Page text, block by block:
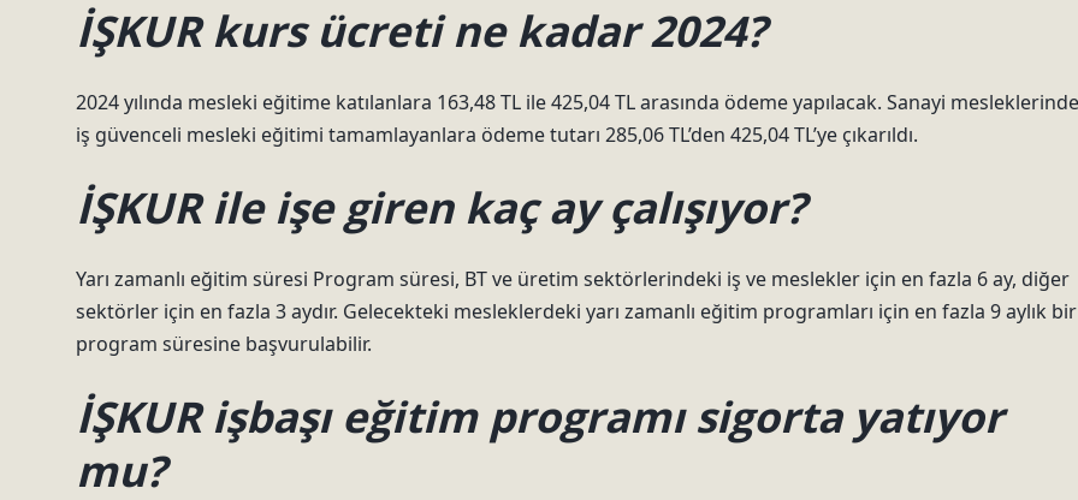
İŞKUR kurs ücreti ne kadar 2024?
2024 yılında mesleki eğitime katılanlara 163,48 TL ile 425,04 TL arasında ödeme yapılacak. Sanayi mesleklerinde
iş güvenceli mesleki eğitimi tamamlayanlara ödeme tutarı 285,06 TL’den 425,04 TL’ye çıkarıldı.
İŞKUR ile işe giren kaç ay çalışıyor?
Yarı zamanlı eğitim süresi Program süresi, BT ve üretim sektörlerindeki iş ve meslekler için en fazla 6 ay, diğer
sektörler için en fazla 3 aydır. Gelecekteki mesleklerdeki yarı zamanlı eğitim programları için en fazla 9 aylık bir
program süresine başvurulabilir.
İŞKUR işbaşı eğitim programı sigorta yatıyor
mu?